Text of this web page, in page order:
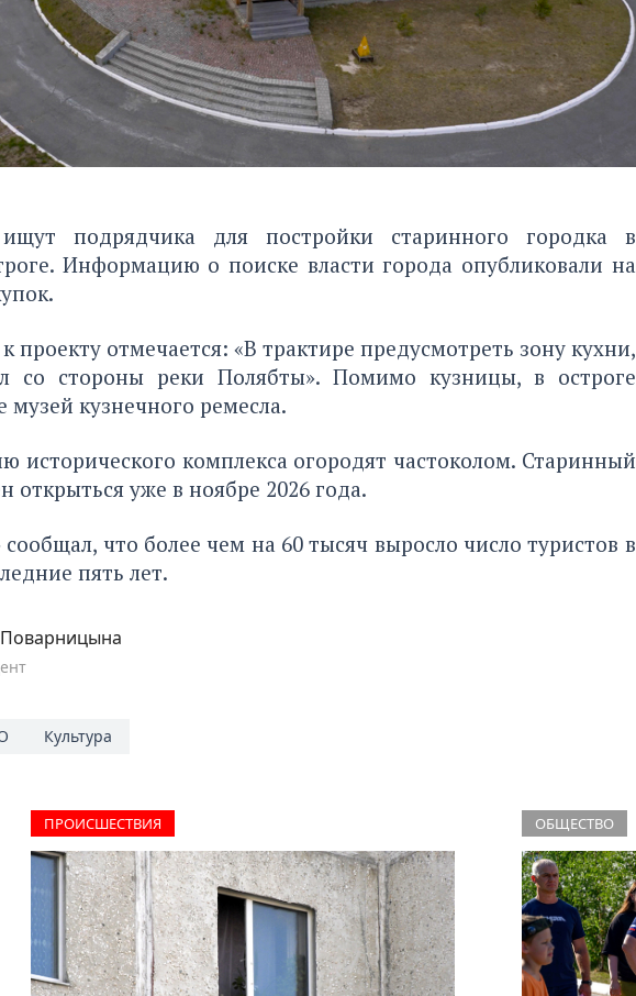
подрядчика для постройки старинного городка в
Информацию о поиске власти города опубликовали на
проекту отмечается: «В трактире предусмотреть зону кухни,
со стороны реки Полябты». Помимо кузницы, в остроге
музей кузнечного ремесла.
исторического комплекса огородят частоколом. Старинный
открыться уже в ноябре 2026 года.
сообщал, что более чем на 60 тысяч выросло число туристов в
пять лет.
Поварницына
Культура
ПРОИCШЕСТВИЯ ОБЩЕСТВО